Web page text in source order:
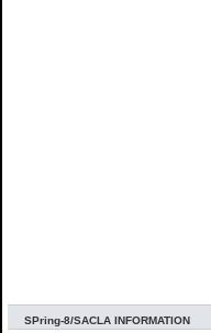
SPring-8/SACLA INFORMATION